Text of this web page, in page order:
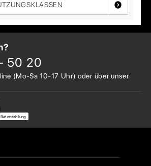
50 20
(Mo-Sa 10-17 Uhr) oder überunser
Ratenzahlung